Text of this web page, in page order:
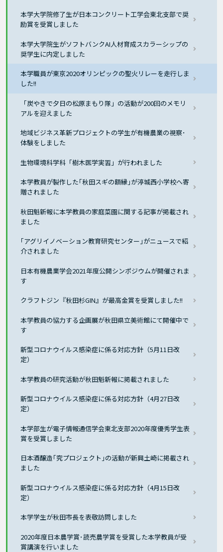
本学大学院修了生が日本コンクリート工学会東北支部で奨
励賞を受賞しました
本学大学院生がソフトバンクAI人材育成スカラーシップの
奨学生に内定しました
本学職員が東京2020オリンピックの聖火リレーを走行しま
した!!
「炭やきで夕日の松原まもり隊」の活動が200回のメモリ
アルを迎えました
地域ビジネス革新プロジェクトの学生が有機農業の視察･
体験をしました
生物環境科学科「樹木医学実習」が行われました
本学教員が製作した｢秋田スギの額縁｣が渟城西小学校へ寄
贈されました
秋田魁新報に本学教員の家庭菜園に関する記事が掲載され
ました
｢アグリイノベーション教育研究センター｣がニュースで紹
介されました
日本有機農業学会2021年度公開シンポジウムが開催されま
す
クラフトジン『秋田杉GIN』が最高金賞を受賞しました!!
本学教員の協力する企画展が秋田県立美術館にて開催中で
す
新型コロナウイルス感染症に係る対応方針（5月11日改
定）
本学教員の研究活動が秋田魁新報に掲載されました
新型コロナウイルス感染症に係る対応方針（4月27日改
定）
本学部生が電子情報通信学会東北支部2020年度優秀学生表
賞を受賞しました
日本酒醸造｢究プロジェクト｣の活動が新興土崎に掲載され
ました
新型コロナウイルス感染症に係る対応方針（4月15日改
定）
本学学生が秋田市長を表敬訪問しました
2020年度日本農学賞･読売農学賞を受賞した本学教員が受
賞講演を行いました